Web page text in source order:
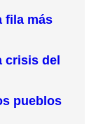
fila más
crisis del
pueblos